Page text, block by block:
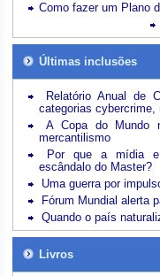
Como fazer um Plano
Últimas inclusões
Relatório Anual de
categorias
A Copa do Mundo
mercantilismo
Por que a mídia e
escândalo do Master?
Uma guerra por
Fórum Mundial alerta
Quando o país
Livros